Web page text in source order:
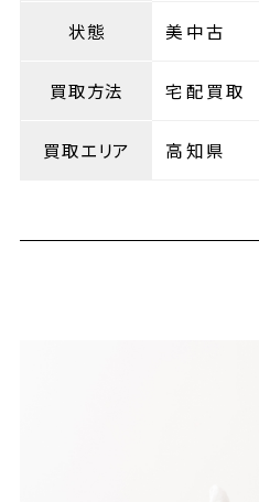
状態 美中古
買取方法 宅配買取
買取エリア 高知県